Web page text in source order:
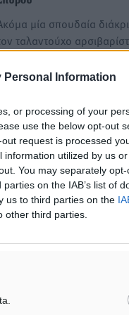
Personal Information
or processing of your
use the below opt-out
request is processed
utilized by us
You may separately
on the IAB’s list of
us to third parties on the
other third parties.
μία σπουδαία
ταλαντούχο
Ευρωπαϊκό
o Παναγιώτης
αποστολή της Εθνικής
της χώρα μας, που
στο…